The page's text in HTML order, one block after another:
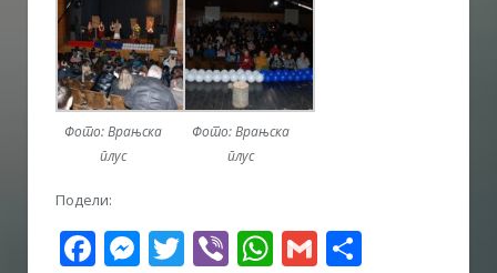
Фото: Врањска
плус
Фото: Врањска
плус
Подели:
Facebook
Messenger
Twitter
ViberWhatsApp
Gmail